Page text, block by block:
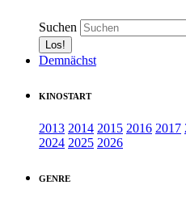
Suchen
Demnächst
KINOSTART
2013 2014 2015 2016 2017
2024 2025 2026
GENRE